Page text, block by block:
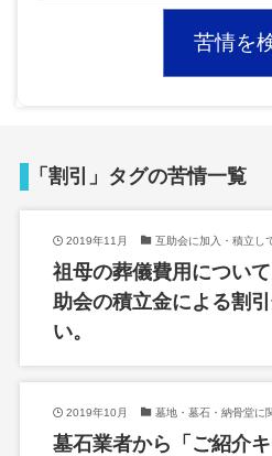
苦情を
「割引」タグの苦情一覧
2019年11月 互助会に加入・積立し
祖母の葬儀費用につい
助会の積立金による割
い。
2019年10月 墓地・墓石・納骨堂に
墓石業者から「ご紹介